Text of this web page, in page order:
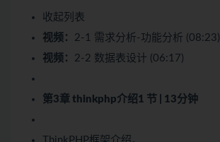
收起列表
视频： 2-1 需求分析-功能分析 (08:23)
视频： 2-2 数据表设计 (06:17)
第3章 thinkphp介绍 1 节 | 13分钟